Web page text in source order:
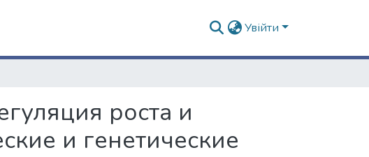
Увійти
роста и
и генетические